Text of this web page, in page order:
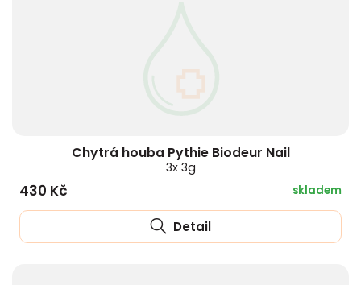
Chytrá houba Pythie Biodeur Nail
3x 3g
430 Kč skladem
Detail